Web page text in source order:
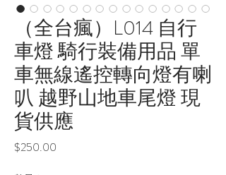
（全台瘋）L014 自行
車燈 騎行裝備用品 單
車無線遙控轉向燈有喇
叭 越野山地車尾燈 現
貨供應
$250.00